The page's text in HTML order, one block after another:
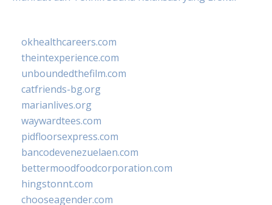
okhealthcareers.com
theintexperience.com
unboundedthefilm.com
catfriends-bg.org
marianlives.org
waywardtees.com
pidfloorsexpress.com
bancodevenezuelaen.com
bettermoodfoodcorporation.com
hingstonnt.com
chooseagender.com